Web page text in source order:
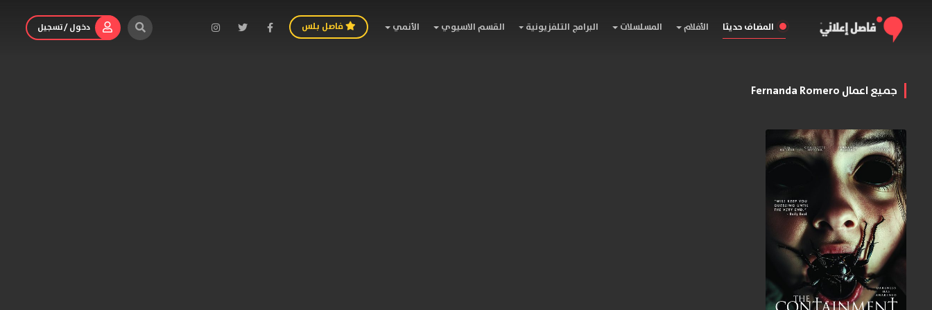
المضاف حديثا الأفلام المسلسلات البرامج التلفزيونية القسم الاسيوي الأنمي فاصل بلس دخول / تسجيل
جميع اعمال Fernanda Romero